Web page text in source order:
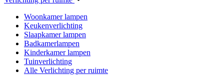
Woonkamer lampen
Keukenverlichting
Slaapkamer lampen
Badkamerlampen
Kinderkamer lampen
Tuinverlichting
Alle Verlichting per ruimte